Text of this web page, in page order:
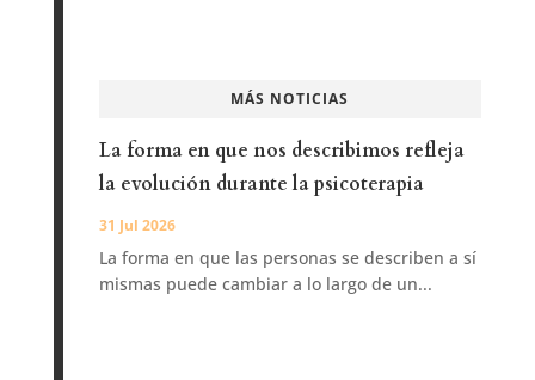
MÁS NOTICIAS
La forma en que nos describimos refleja
la evolución durante la psicoterapia
31 Jul 2026
La forma en que las personas se describen a sí
mismas puede cambiar a lo largo de un...